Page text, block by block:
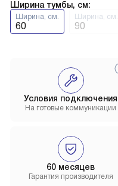
Ширина тумбы, см:
Ширина, см.
60
Ширина, см.
90
60 месяцев
Гарантия производителя
Условия подключения
На готовые коммуникации